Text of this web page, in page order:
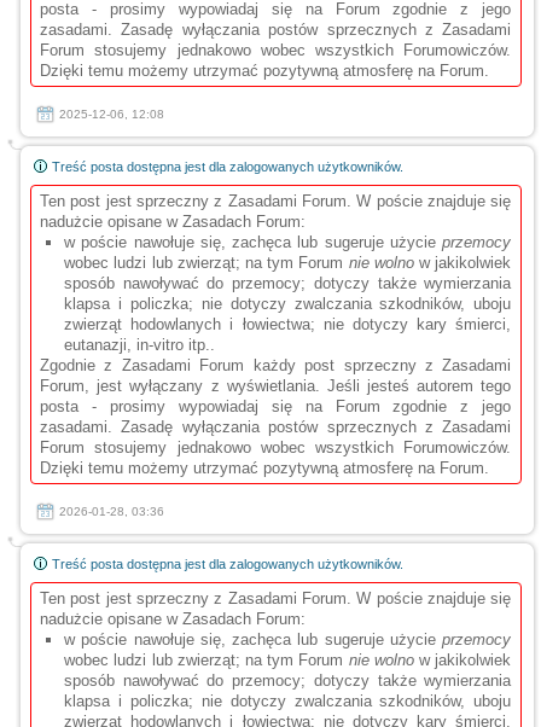
posta - prosimy wypowiadaj się na Forum zgodnie z jego
zasadami. Zasadę wyłączania postów sprzecznych z Zasadami
Forum stosujemy jednakowo wobec wszystkich Forumowiczów.
Dzięki temu możemy utrzymać pozytywną atmosferę na Forum.
2025-12-06, 12:08
Treść posta dostępna jest dla zalogowanych użytkowników.
Ten post jest sprzeczny z Zasadami Forum. W poście znajduje się
nadużcie opisane w Zasadach Forum:
w poście nawołuje się, zachęca lub sugeruje użycieprzemocy
wobec ludzi lub zwierząt; na tym Forum nie wolnow jakikolwiek
sposób nawoływać do przemocy; dotyczy także wymierzania
klapsa i policzka; nie dotyczy zwalczania szkodników, uboju
zwierząt hodowlanych i łowiectwa; nie dotyczy kary śmierci,
eutanazji, in-vitro itp..
Zgodnie z Zasadami Forum każdy post sprzeczny z Zasadami
Forum, jest wyłączany z wyświetlania. Jeśli jesteś autorem tego
posta - prosimy wypowiadaj się na Forum zgodnie z jego
zasadami. Zasadę wyłączania postów sprzecznych z Zasadami
Forum stosujemy jednakowo wobec wszystkich Forumowiczów.
Dzięki temu możemy utrzymać pozytywną atmosferę na Forum.
2026-01-28, 03:36
Treść posta dostępna jest dla zalogowanych użytkowników.
Ten post jest sprzeczny z Zasadami Forum. W poście znajduje się
nadużcie opisane w Zasadach Forum:
w poście nawołuje się, zachęca lub sugeruje użycieprzemocy
wobec ludzi lub zwierząt; na tym Forum nie wolnow jakikolwiek
sposób nawoływać do przemocy; dotyczy także wymierzania
klapsa i policzka; nie dotyczy zwalczania szkodników, uboju
zwierząt hodowlanych i łowiectwa; nie dotyczy kary śmierci,